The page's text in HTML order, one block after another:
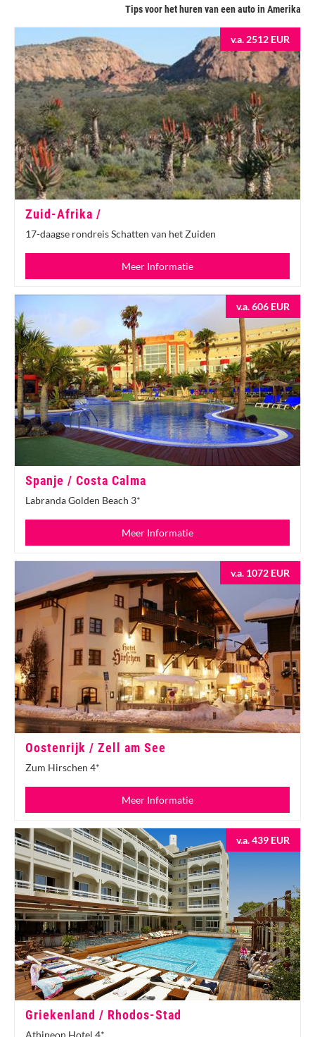
Tips voor het huren van een auto in Amerika
v.a. 2512 EUR
Zuid-Afrika /
17-daagse rondreis Schatten van het Zuiden
Meer Informatie
v.a. 606 EUR
Spanje / Costa Calma
Labranda Golden Beach 3*
Meer Informatie
v.a. 1072 EUR
Oostenrijk / Zell am See
Zum Hirschen 4*
Meer Informatie
v.a. 439 EUR
Griekenland / Rhodos-Stad
Athineon Hotel 4*